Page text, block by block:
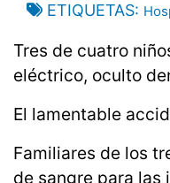
ETIQUETAS
Tres de cuatro
eléctrico, oculto
El lamentable
Familiares de los
de sangre para las